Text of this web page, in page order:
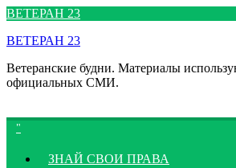
Перейти
содержимому
ВЕТЕРАН 23
ВЕТЕРАН 23
Ветеранские будни. Материалы
официальных СМИ.
ЗНАЙ СВОИ ПРАВА